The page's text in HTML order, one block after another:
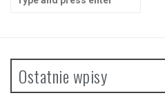
for:
Ostatnie wpisy